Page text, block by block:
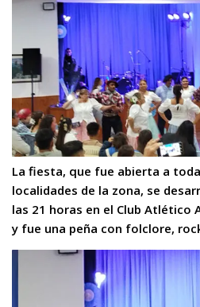
La fiesta, que fue abierta a
localidades de la zona, se
las 21 horas en el Club Atlético
y fue una peña con folclore,